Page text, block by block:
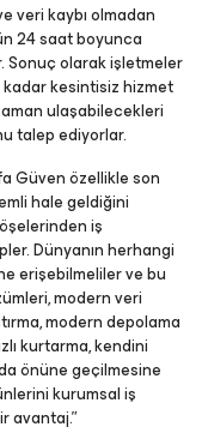
veri kaybı olmadan
24 saat boyunca
Sonuç olarak işletmeler
kadar kesintisiz hizmet
ulaşabilecekleri
talep ediyorlar.
Güven özellikle son
hale geldiğini
iş
Dünyanın herhangi
erişebilmeliler ve bu
modern veri
modern depolama
kurtarma, kendini
önüne geçilmesine
kurumsal iş
avantaj.”